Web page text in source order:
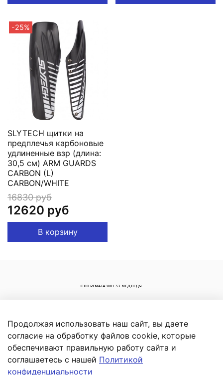
-25%
SLYTECH щитки на
предплечья карбоновые
удлиненные взр (длина:
30,5 см) ARM GUARDS
CARBON (L)
CARBON/WHITE
16830 руб
12620 руб
В корзину
Россия, Республика Башкортостан,
Белорецкий р-н, с.Новоабзаково, ул.
Энергетиков, д.7
СПОРТМАГАЗИН 33 МЕДВЕДЯ
Продолжая использовать наш сайт, вы даете
согласие на обработку файлов cookie, которые
обеспечивают правильную работу сайта и
соглашаетесь с нашей Политикой
конфиденциальности